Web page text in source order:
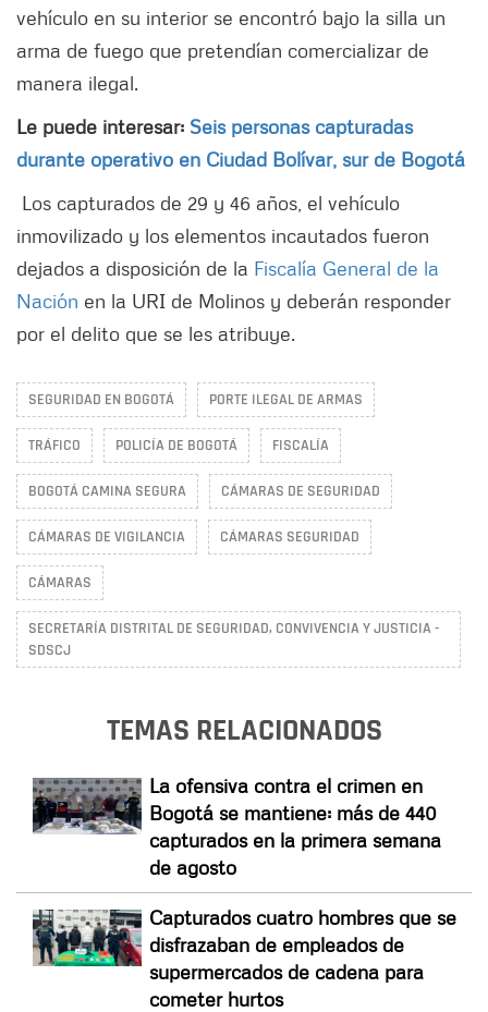
vehículo en su interior se encontró bajo la silla un
arma de fuego que pretendían comercializar de
manera ilegal.
Le puede interesar: Seis personas capturadas
durante operativo en Ciudad Bolívar, sur de Bogotá
Los capturados de 29 y 46 años, el vehículo
inmovilizado y los elementos incautados fueron
dejados a disposición de la Fiscalía General de la
Nación en la URI de Molinos y deberán responder
por el delito que se les atribuye.
SEGURIDAD EN BOGOTÁ PORTE ILEGAL DE ARMAS
TRÁFICO POLICÍA DE BOGOTÁ FISCALÍA
BOGOTÁ CAMINA SEGURA CÁMARAS DE SEGURIDAD
CÁMARAS DE VIGILANCIA CÁMARAS SEGURIDAD
CÁMARAS
SECRETARÍA DISTRITAL DE SEGURIDAD, CONVIVENCIA Y JUSTICIA -
SDSCJ
TEMAS RELACIONADOS
La ofensiva contra el crimen en
Bogotá se mantiene: más de 440
capturados en la primera semana
de agosto
Capturados cuatro hombres que se
disfrazaban de empleados de
supermercados de cadena para
cometer hurtos